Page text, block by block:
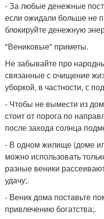
- За любые денежные
если ожидали больше не
блокируйте денежную
"Вениковые" приметы.
Не забывайте про
связанные с очищение
уборкой, в частности, с
- Чтобы не вымести из
стоит от порога по
после захода солнца
- В одном жилище (доме
можно использовать
разные веники
удачу;.
- Веник дома поставьте
привлечению богатства;.